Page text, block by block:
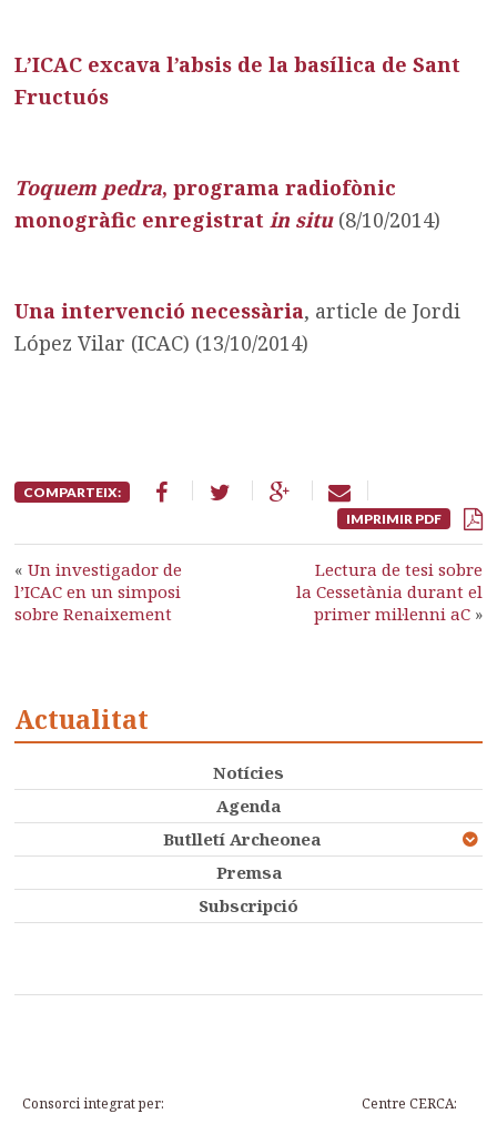
L’ICAC excava l’absis de la basílica de Sant
Fructuós
Toquem pedra, programa radiofònic
monogràfic enregistratin situ(8/10/2014)
Una intervenció necessària, article de Jordi
López Vilar (ICAC) (13/10/2014)
COMPARTEIX:
IMPRIMIR PDF
«Un investigador de
l’ICAC en un simposi
sobre Renaixement
Lectura de tesi sobre
la Cessetània durant el
primer mil·lenni aC»
Actualitat
Notícies
Agenda
Butlletí Archeonea
Premsa
Subscripció
Consorci integrat per: Centre CERCA: